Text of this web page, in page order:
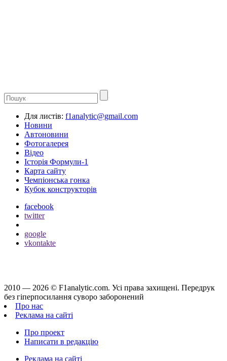
Для листів: f1analytic@gmail.com
Новини
Автоновини
Фотогалерея
Відео
Історія Формули-1
Карта сайту
Чемпіонська гонка
Кубок конструкторів
facebook
twitter
google
vkontakte
2010 — 2026 © F1analytic.com. Усi права захищенi. Передрук
без гіперпосилання суворо заборонений
Про нас
Реклама на сайті
Про проект
Написати в редакцію
Реклама на сайті